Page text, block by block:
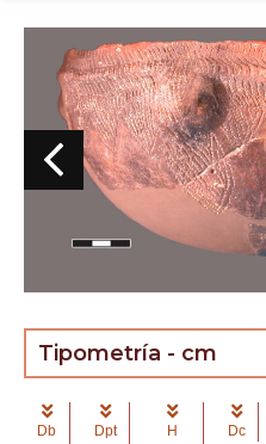
Tipometría - cm
Db Dpt H Dc